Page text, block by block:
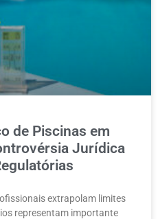
de Piscinas em
Jurídica
extrapolam limites
representam importante